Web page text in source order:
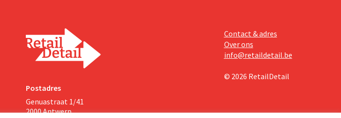
Postadres
Genuastraat 1/41
2000 Antwerp
Contact & adres
Over ons
info@retaildetail.be
© 2026 RetailDetail